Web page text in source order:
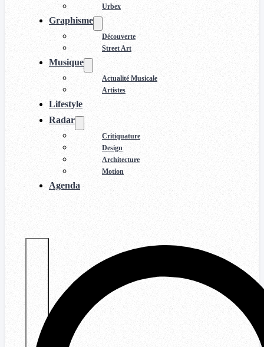
Urbex
Graphisme
Découverte
Street Art
Musique
Actualité Musicale
Artistes
Lifestyle
Radar
Critiquature
Design
Architecture
Motion
Agenda